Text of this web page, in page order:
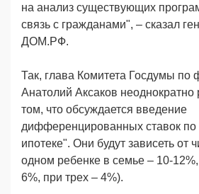
на анализ существующих
связь с гражданами", – сказал
ДОМ.РФ.
Так, глава Комитета Госдумы по
Анатолий Аксаков неоднократно
том, что обсуждается введение
дифференцированных ставок
ипотеке". Они будут зависеть от
одном ребенке в семье – 10-
6%, при трех – 4%).